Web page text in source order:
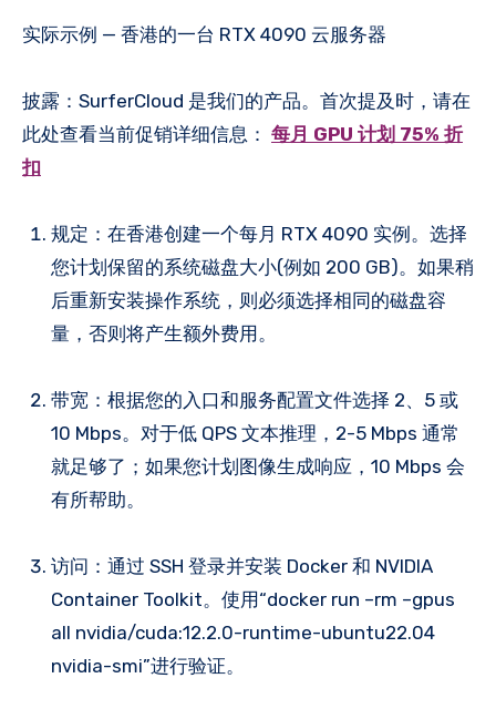
实际示例 — 香港的一台 RTX 4090 云服务器
披露：SurferCloud 是我们的产品。首次提及时，请在
此处查看当前促销详细信息： 每月 GPU 计划 75% 折
扣
规定：在香港创建一个每月 RTX 4090 实例。选择
您计划保留的系统磁盘大小(例如 200 GB)。如果稍
后重新安装操作系统，则必须选择相同的磁盘容
量，否则将产生额外费用。
带宽：根据您的入口和服务配置文件选择 2、5 或
10 Mbps。对于低 QPS 文本推理，2-5 Mbps 通常
就足够了；如果您计划图像生成响应，10 Mbps 会
有所帮助。
访问：通过 SSH 登录并安装 Docker 和 NVIDIA
Container Toolkit。使用“docker run –rm –gpus
all nvidia/cuda:12.2.0-runtime-ubuntu22.04
nvidia-smi”进行验证。